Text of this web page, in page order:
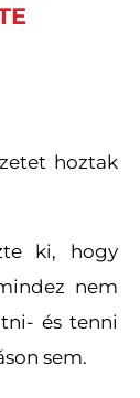
hoztak
ki, hogy
nem
és tenni
sem.